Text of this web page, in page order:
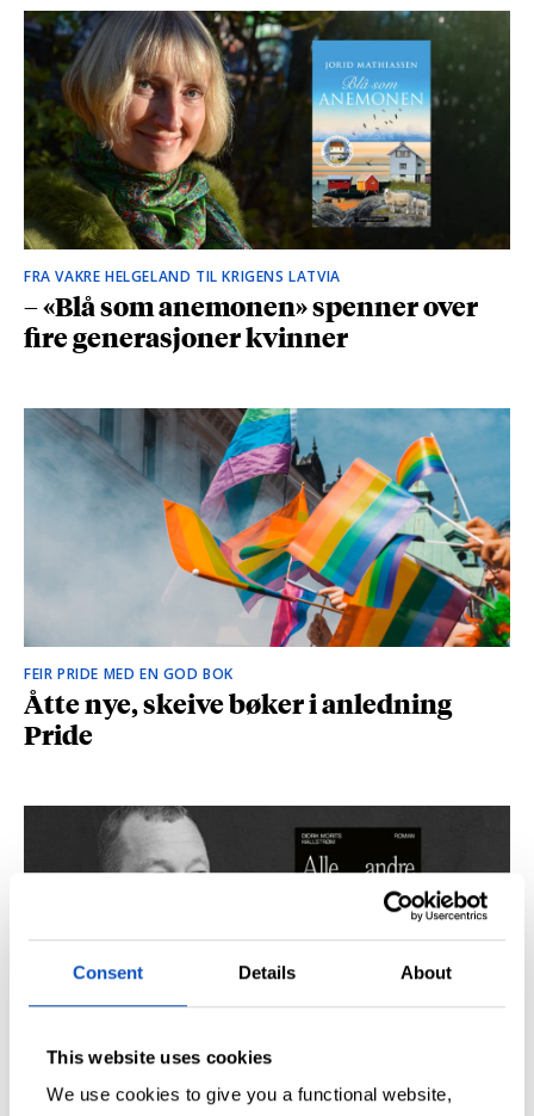
Consent Details About
This website uses cookies
We use cookies to give you a functional website,
FRA VAKRE HELGELAND TIL KRIGENS LATVIA
– «Blå som anemonen» spenner over
fire generasjoner kvinner
FEIR PRIDE MED EN GOD BOK
Åtte nye, skeive bøker i anledning
Pride
SÅ DU NRK-DOKUMENTAREN «AGENTEN»?
Didrik M. Hallstrøm: – Alt det med CIA